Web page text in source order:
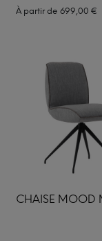
À partir de 699,00 €
CHAISE MOOD